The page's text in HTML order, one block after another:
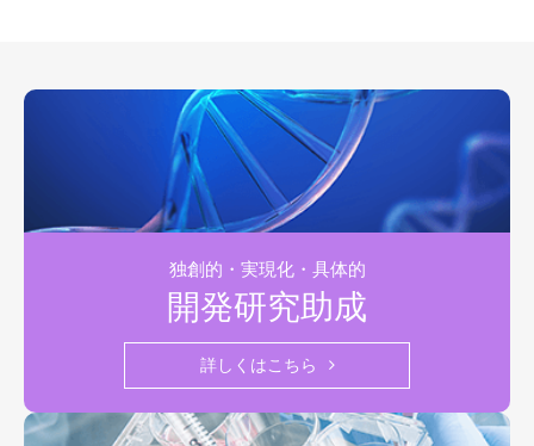
独創的・実現化・具体的
開発研究助成
詳しくはこちら